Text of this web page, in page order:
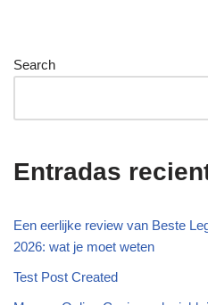
Search
Entradas
Een eerlijke review van Beste
2026: wat je moet weten
Test Post Created